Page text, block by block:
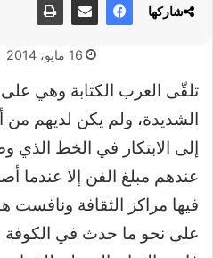
16 مايو، 2014
تلقّى العرب الكتابة وهي على
الشديدة، ولم يكن لديهم من
إلى الابتكار في الخط الذي
عندهم مبلغ الفن إلا عندما
فيها مراكز الثقافة ونافست
على نحو ما حدث في الكوفة
شاركها